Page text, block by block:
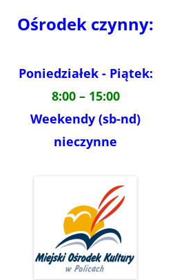
Ośrodek czynny:
Poniedziałek - Piątek:
8:00 – 15:00
Weekendy (sb-nd)
nieczynne